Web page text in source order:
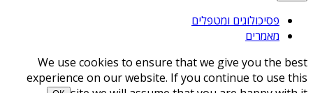
פסיכולוגים ומטפלים
מאמרים
We use cookies to ensure that we give you the best
experience on our website. If you continue to use this